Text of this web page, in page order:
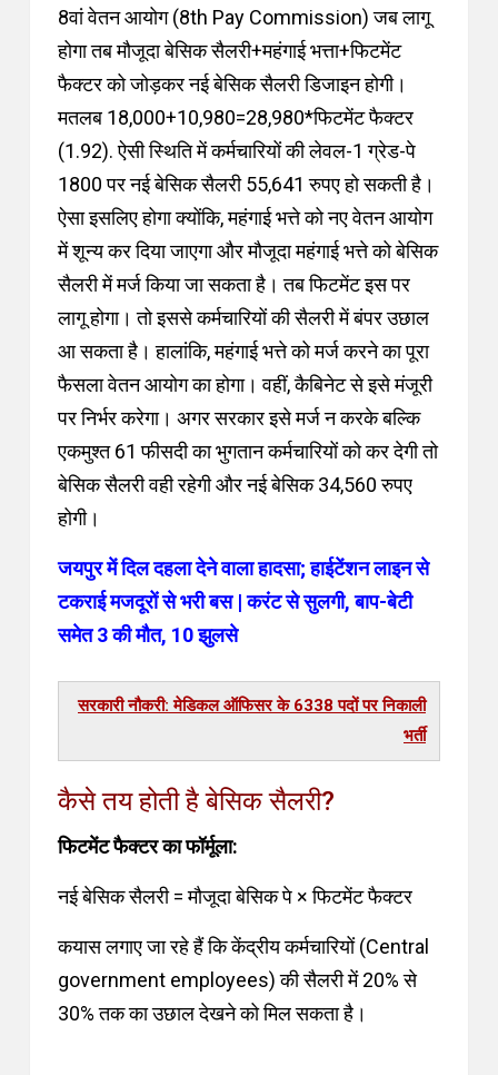
8वां वेतन आयोग (8th Pay Commission) जब लागू
होगा तब मौजूदा बेसिक सैलरी+महंगाई भत्ता+फिटमेंट
फैक्टर को जोड़कर नई बेसिक सैलरी डिजाइन होगी।
मतलब 18,000+10,980=28,980*फिटमेंट फैक्टर
(1.92). ऐसी स्थिति में कर्मचारियों की लेवल-1 ग्रेड-पे
1800 पर नई बेसिक सैलरी 55,641 रुपए हो सकती है ।
ऐसा इसलिए होगा क्योंकि, महंगाई भत्ते को नए वेतन आयोग
में शून्य कर दिया जाएगा और मौजूदा महंगाई भत्ते को बेसिक
सैलरी में मर्ज किया जा सकता है । तब फिटमेंट इस पर
लागू होगा। तो इससे कर्मचारियों की सैलरी में बंपर उछाल
आ सकता है । हालांकि, महंगाई भत्ते को मर्ज करने का पूरा
फैसला वेतन आयोग का होगा। वहीं, कैबिनेट से इसे मंजूरी
पर निर्भर करेगा। अगर सरकार इसे मर्ज न करके बल्कि
एकमुश्त 61 फीसदी का भुगतान कर्मचारियों को कर देगी तो
बेसिक सैलरी वही रहेगी और नई बेसिक 34,560 रुपए
होगी।
जयपुर में दिल दहला देने वाला हादसा; हाईटेंशन लाइन से
टकराई मजदूरों से भरी बस | करंट से सुलगी, बाप-बेटी
समेत 3 की मौत, 10 झुलसे
सरकारी नौकरी: मेडिकल ऑफिसर के 6338 पदों पर निकाली
भर्ती
कैसे तय होती है बेसिक सैलरी?
फिटमेंट फैक्टर का फॉर्मूला:
नई बेसिक सैलरी = मौजूदा बेसिक पे × फिटमेंट फैक्टर
कयास लगाए जा रहे हैं कि केंद्रीय कर्मचारियों (Central
government employees) की सैलरी में 20% से
30% तक का उछाल देखने को मिल सकता है ।